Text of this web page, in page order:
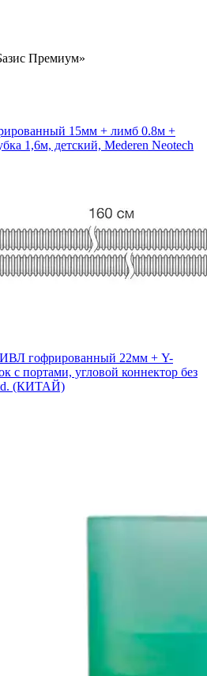
Премиум»
15мм + лимб 0.8м +
1,6м, детский, Mederen Neotech
гофрированный 22мм + Y-
с портами, угловой коннектор без
(КИТАЙ)